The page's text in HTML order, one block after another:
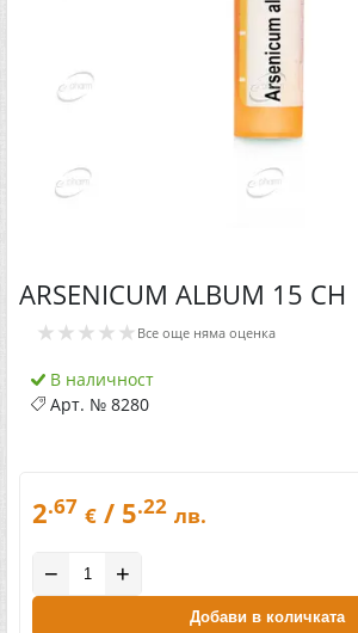
ARSENICUM ALBUM 15 CH
★★★★★ Все още няма оценка
В наличност
Арт. № 8280
2.67 € / 5.22 лв.
− +
Добави в количката